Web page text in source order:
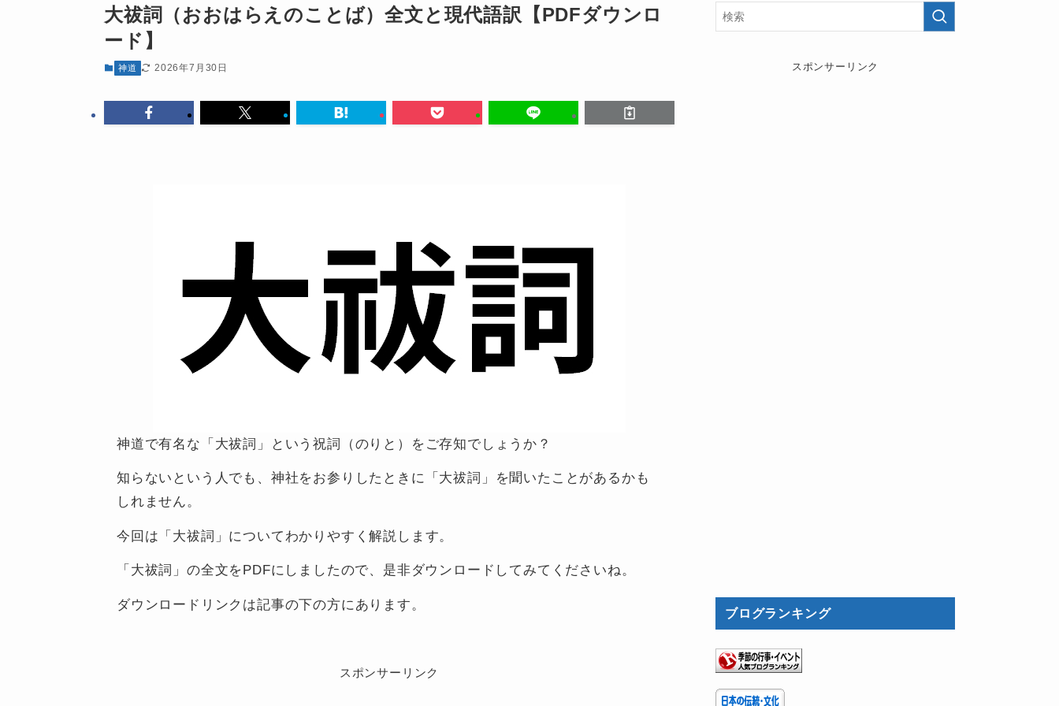
大祓詞（おおはらえのことば）全文と現代語訳【PDFダウンロ
ード】
神道 2026年7月30日
神道で有名な「大祓詞」という祝詞（のりと）をご存知でしょうか？
知らないという人でも、神社をお参りしたときに「大祓詞」を聞いたことがあるかも
しれません。
今回は「大祓詞」についてわかりやすく解説します。
「大祓詞」の全文をPDFにしましたので、是非ダウンロードしてみてくださいね。
ダウンロードリンクは記事の下の方にあります。
スポンサーリンク
スポンサーリンク
ブログランキング